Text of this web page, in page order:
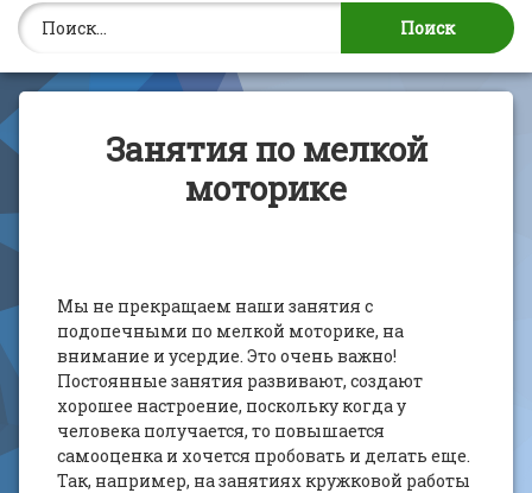
Найти:
Занятия по мелкой
моторике
Мы не прекращаем наши занятия с
подопечными по мелкой моторике, на
внимание и усердие. Это очень важно!
Постоянные занятия развивают, создают
хорошее настроение, поскольку когда у
человека получается, то повышается
самооценка и хочется пробовать и делать еще.
Так, например, на занятиях кружковой работы